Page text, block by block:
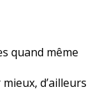
quand même
d’ailleurs